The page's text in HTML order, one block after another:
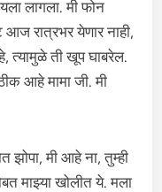
लागला. मी फोन
रात्रभर येणार नाही,
त्यामुळे ती खूप घाबरेल.
आहे मामा जी. मी
झोपा, मी आहे ना, तुम्ही
माझ्या खोलीत ये. मला